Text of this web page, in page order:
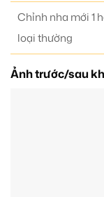
Chỉnh nha mới 1
loại thường
Ảnh trước/sau